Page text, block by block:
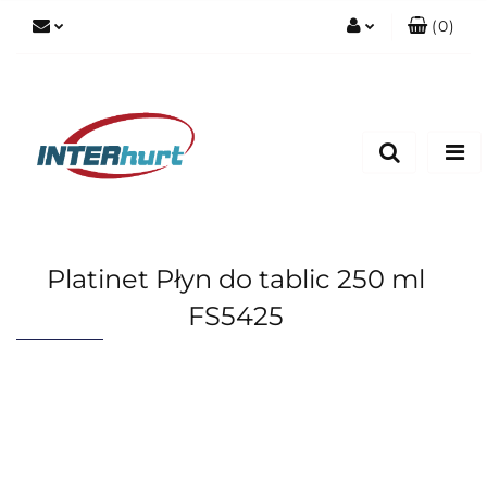
(0)
Platinet Płyn do tablic 250 ml
FS5425